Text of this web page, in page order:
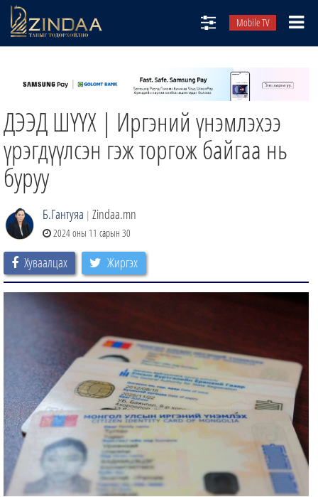
Mobile TV
ТВ8
ӨГЛӨӨНИЙ СОНИН
АУДИО ЗОХИОЛ
ЗИНДАА СЭТГҮҮЛ
ДЭЭД ШҮҮХ | Иргэний үнэмлэхээ
үрэгдүүлсэн гэж торгож байгаа нь
буруу
Б.Гантуяа | Zindaa.mn
2024 оны 11 сарын 30
Хуваалцах Жиргэх